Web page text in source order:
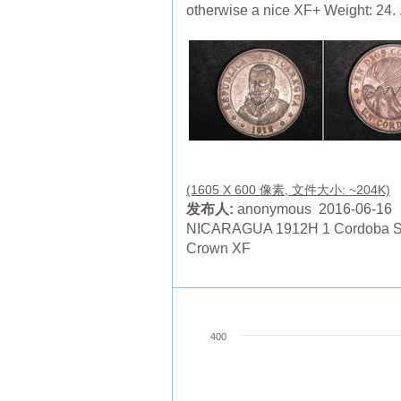
otherwise a nice XF+ Weight: 24.
(1605 X 600 像素, 文件大小: ~204K)
发布人: anonymous 2016-06-16
NICARAGUA 1912H 1 Cordoba
Crown XF